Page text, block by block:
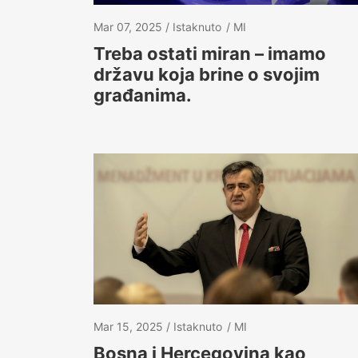
Mar 07, 2025 Istaknuto MI
Treba ostati miran – imamo
državu koja brine o svojim
građanima.
Mar 15, 2025 Istaknuto MI
Bosna i Hercegovina kao